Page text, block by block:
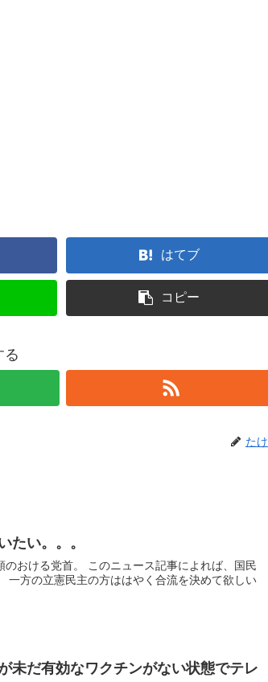
はてブ
コピー
る
たけ
たい。。。
おける党首。 このニュース記事によれば、国民
一方の立憲民主の方ははやく合流を決めて欲しい
未だ有効なワクチンがない状態でテレ